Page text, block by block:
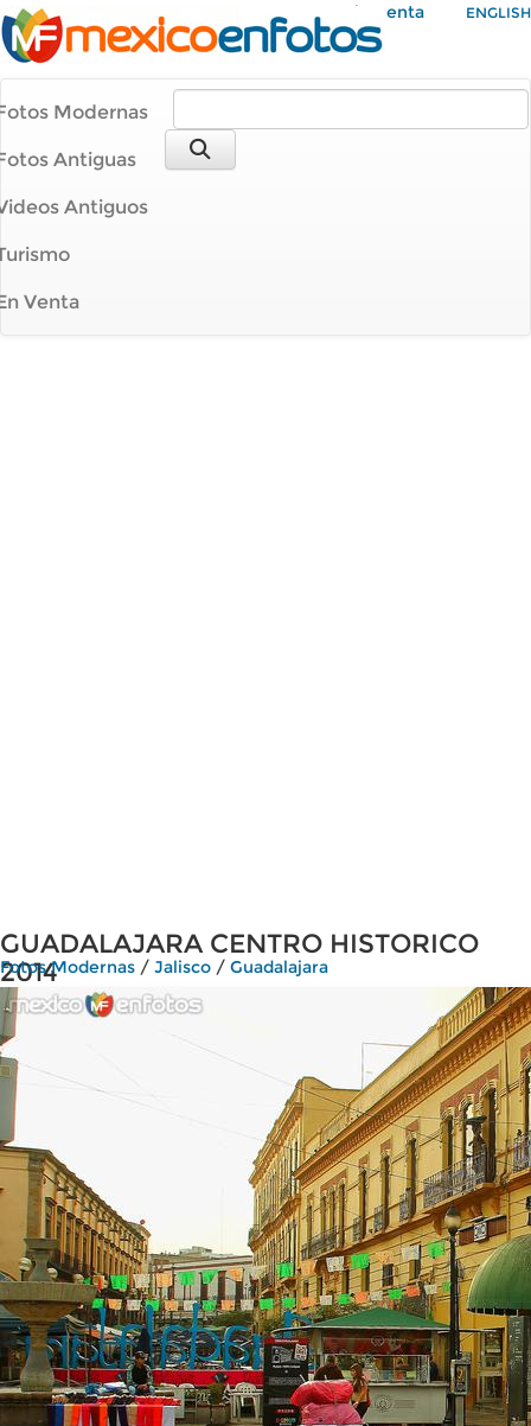
Mi Cuenta ENGLISH
Modernas
Antiguas
Antiguos
Venta
GUADALAJARA CENTRO HISTORICO
2014
Fotos Modernas / Jalisco / Guadalajara